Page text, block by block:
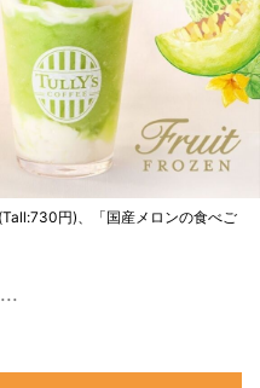
円)、「国産メロンの食べご